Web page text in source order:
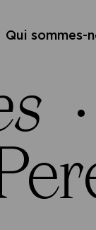
Qui sommes-
·